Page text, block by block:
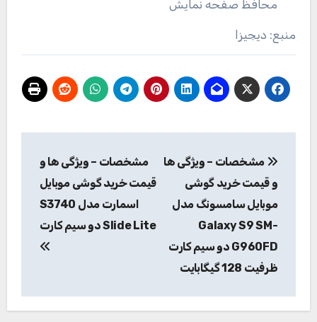
محافظ صفحه نمایش
منبع: دیجیزا
نوشته
مشخصات – ویژگی ها
و قیمت خرید گوشی
موبایل سامسونگ مدل
Galaxy S9 SM-
G960FD دو سیم کارت
ظرفیت 128 گیگابایت
مشخصات – ویژگی ها و
قیمت خرید گوشی موبایل
اسمارت مدل S3740
Slide Lite دو سیم کارت